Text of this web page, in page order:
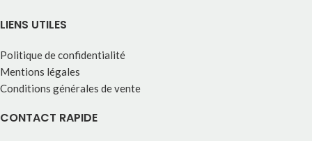
LIENS UTILES
Politique de confidentialité
Mentions légales
Conditions générales de vente
CONTACT RAPIDE